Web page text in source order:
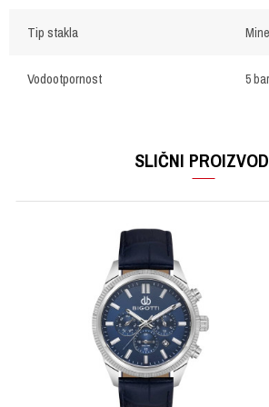
Tip stakla
Vodootpornost 5
SLIČNI